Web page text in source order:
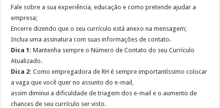
Fale sobre a sua experiência, educação e como pretende ajudar a
empresa;
Encerre dizendo que o seu currículo está anexo na mensagem;
Inclua uma assinatura com suas informações de contato.
Dica 1: Mantenha sempre o Número de Contato do seu Currículo
Atualizado.
Dica 2: Como empregadora de RH é sempre importantíssimo colocar
a vaga que você quer no assunto do e-mail,
assim diminui a dificuldade de triagem dos e-mail e o aumento de
chances de seu currículo ser visto.